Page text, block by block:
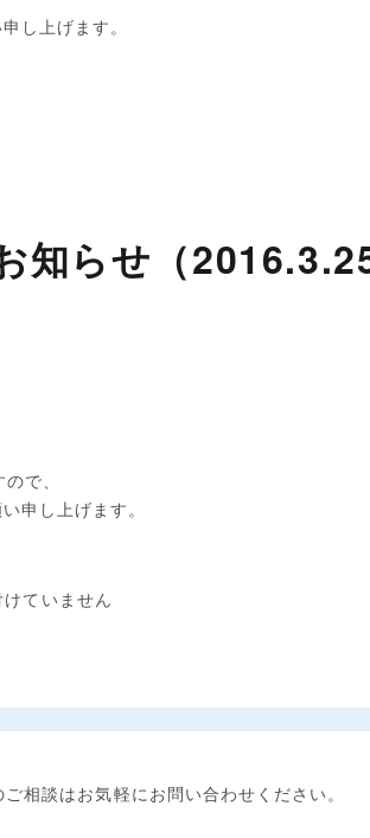
し上げます。
知らせ（
で、
申し上げます。
ていません
相談はお気軽にお問い合わせください。